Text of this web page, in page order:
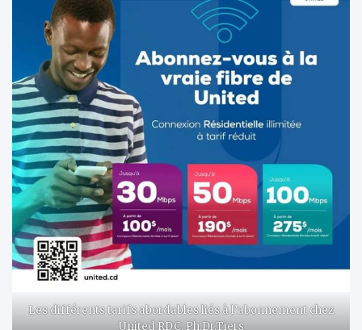
Les différents tarifs abordables liés à l’abonnement chez
United RDC. Ph.Dr.Tiers